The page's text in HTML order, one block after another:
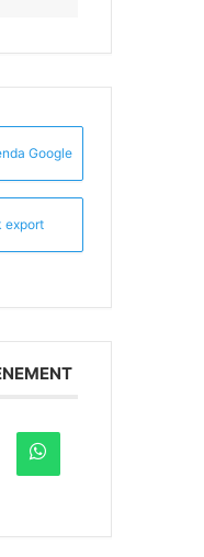
Google
export